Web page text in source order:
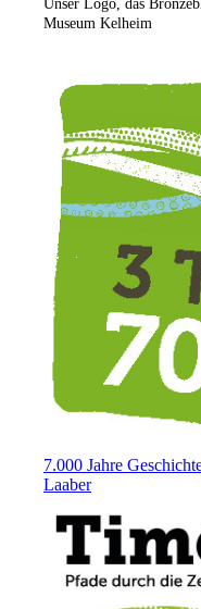
Museum Kelheim
7.000 Jahre
Laaber